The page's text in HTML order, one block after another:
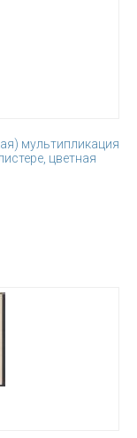
мультипликация
цветная